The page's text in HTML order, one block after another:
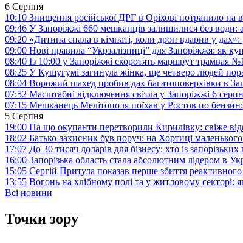
6 Серпня
10:10 Знищення російської ДРГ в Оріхові потрапило на
09:46 У Запоріжжі 660 мешканців залишилися без води:
09:20 «Дитина спала в кімнаті, коли дрон вдарив у
09:00 Нові правила “Укрзалізниці” для Запоріжжя: як
08:40 Із 10:00 у Запоріжжі скоротять маршрут трамвая
08:25 У Кушугумі загинула жінка, ще четверо людей
08:04 Ворожий шахед пробив дах багатоповерхівки в
07:52 Масштабні відключення світла у Запоріжжі 6
07:15 Мешканець Мелітополя поїхав у Ростов по
5 Серпня
19:00 На що окупанти перетворили Кирилівку: свіже
18:02 Батько-захисник був поруч: на Хортиці
17:07 До 30 тисяч доларів для бізнесу: хто із
16:00 Запорізька область стала абсолютним лідером в
15:05 Сергій Притула показав перше збиття
13:55 Вогонь на хлібному полі та у житловому секторі:
Всі новини
Точки зору